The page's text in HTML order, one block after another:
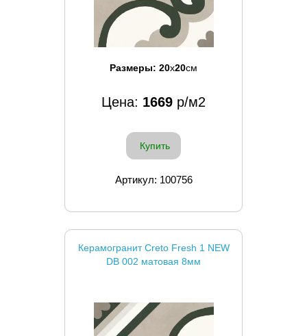
Размеры: 20x20см
Цена: 1669 р/м2
Купить
Артикул: 100756
Керамогранит Creto Fresh 1 NEW
DB 002 матовая 8мм